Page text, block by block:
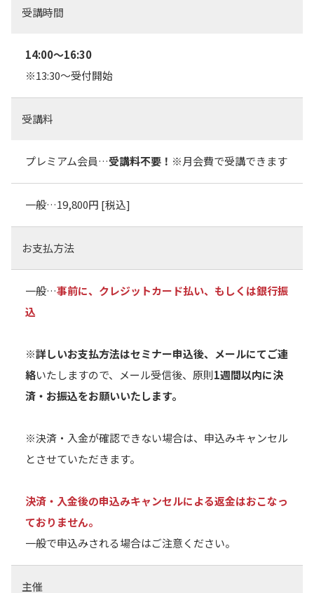
受講時間
14:00～16:30
※13:30～受付開始
受講料
プレミアム会員…受講料不要！ ※月会費で受講できます
一般…19,800円 [税込]
お支払方法
一般…事前に、クレジットカード払い、もしくは銀行振
込
※詳しいお支払方法はセミナー申込後、メールにてご連
絡いたしますので、メール受信後、原則1週間以内に決
済・お振込をお願いいたします。
※決済・入金が確認できない場合は、申込みキャンセル
とさせていただきます。
決済・入金後の申込みキャンセルによる返金はおこなっ
ておりません。
一般で申込みされる場合はご注意ください。
主催